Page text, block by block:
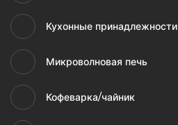
Кухонные принадлежности
Микроволновая печь
Кофеварка/чайник